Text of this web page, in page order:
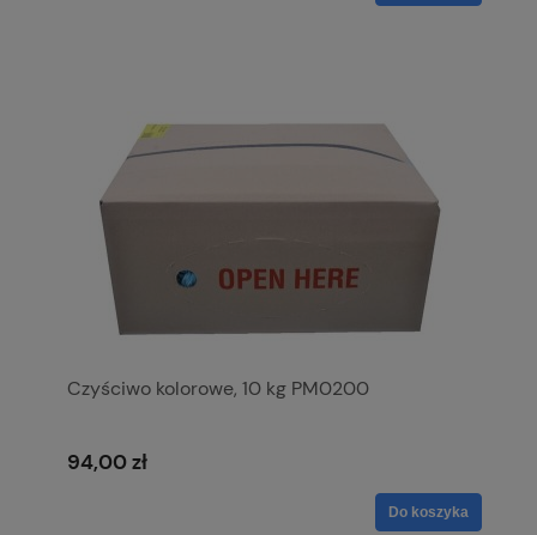
Czyściwo kolorowe, 10 kg PM0200
94,00 zł
Do koszyka